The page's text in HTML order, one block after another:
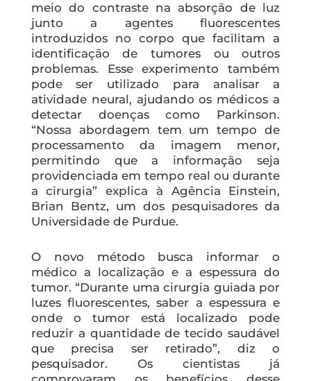
meio do contraste na absorção de luz
junto a agentes fluorescentes
introduzidos no corpo que facilitam a
identificação de tumores ou outros
problemas. Esse experimento também
pode ser utilizado para analisar a
atividade neural, ajudando os médicos a
detectar doenças como Parkinson.
“Nossa abordagem tem um tempo de
processamento da imagem menor,
permitindo que a informação seja
providenciada em tempo real ou durante
a cirurgia” explica à Agência Einstein,
Brian Bentz, um dos pesquisadores da
Universidade de Purdue.
O novo método busca informar o
médico a localização e a espessura do
tumor. “Durante uma cirurgia guiada por
luzes fluorescentes, saber a espessura e
onde o tumor está localizado pode
reduzir a quantidade de tecido saudável
que precisa ser retirado”, diz o
pesquisador. Os cientistas já